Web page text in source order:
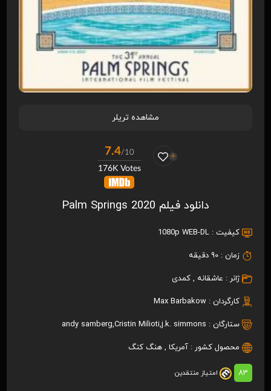
مشاهده تریلر
7.4/10
176K Votes
دانلود فیلم Palm Springs 2020
کیفیت : 1080p WEB-DL
زمان : 90 دقیقه
ژانر : عاشقانه ,کمدی
کارگردان : Max Barbakow
ستارگان : andy samberg,Cristin Milioti,j.k. simmons
محصول کشور : آمریکا ,هنگ کنگ
83 امتیاز منتقدین